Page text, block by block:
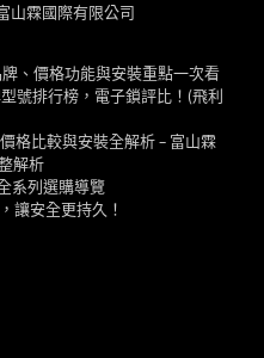
山霖國際有限公司
牌、價格功能與安裝重點一次看
號排行榜，電子鎖評比！(飛利
格比較與安裝全解析 – 富山霖
解析
系列選購導覽
讓安全更持久！